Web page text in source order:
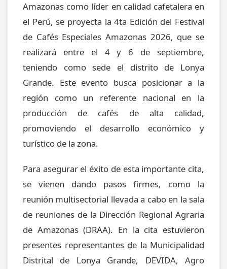
Amazonas como líder en calidad cafetalera en
el Perú, se proyecta la 4ta Edición del Festival
de Cafés Especiales Amazonas 2026, que se
realizará entre el 4 y 6 de septiembre,
teniendo como sede el distrito de Lonya
Grande. Este evento busca posicionar a la
región como un referente nacional en la
producción de cafés de alta calidad,
promoviendo el desarrollo económico y
turístico de la zona.
Para asegurar el éxito de esta importante cita,
se vienen dando pasos firmes, como la
reunión multisectorial llevada a cabo en la sala
de reuniones de la Dirección Regional Agraria
de Amazonas (DRAA). En la cita estuvieron
presentes representantes de la Municipalidad
Distrital de Lonya Grande, DEVIDA, Agro